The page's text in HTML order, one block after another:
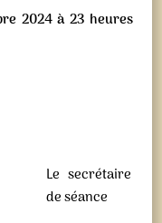
2024 à 23 heures
Le secrétaire
de séance